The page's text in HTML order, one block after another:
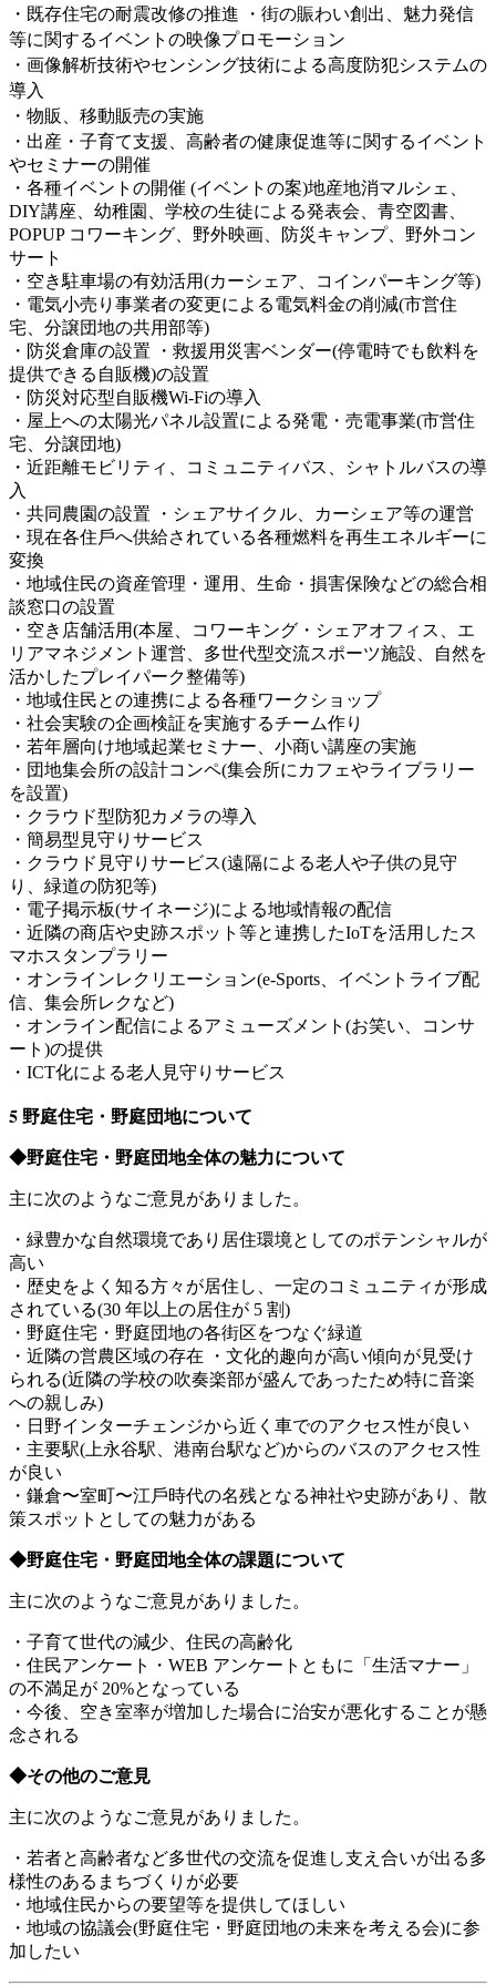
・既存住宅の耐震改修の推進 ・街の賑わい創出、魅力発信
等に関するイベントの映像プロモーション
・画像解析技術やセンシング技術による高度防犯システムの
導入
・物販、移動販売の実施
・ 出産・子育て支援、高齢者の健康促進等に関するイベント
やセミナーの開催
・各種イベントの開催 (イベントの案)地産地消マルシェ、
DIY講座、幼稚園、学校の生徒による発表会、⻘空図書、
POPUP コワーキング、野外映画、防災キャンプ、野外コン
サート
・空き駐車場の有効活用(カーシェア、コインパーキング等)
・電気小売り事業者の変更による電気料金の削減(市営住
宅、分譲団地の共用部等)
・防災倉庫の設置 ・救援用災害ベンダー(停電時でも飲料を
提供できる自販機)の設置
・防災対応型自販機Wi-Fiの導入
・屋上への太陽光パネル設置による発電・売電事業(市営住
宅、分譲団地)
・近距離モビリティ、コミュニティバス、シャトルバスの導
入
・共同農園の設置 ・シェアサイクル、カーシェア等の運営
・現在各住戶へ供給されている各種燃料を再生エネルギーに
変換
・地域住⺠の資産管理・運用、生命・損害保険などの総合相
談窓口の設置
・空き店舗活用(本屋、コワーキング・シェアオフィス、エ
リアマネジメント運営、多世代型交流スポーツ施設、自然を
活かしたプレイパーク整備等)
・地域住⺠との連携による各種ワークショップ
・社会実験の企画検証を実施するチーム作り
・若年層向け地域起業セミナー、小商い講座の実施
・団地集会所の設計コンペ(集会所にカフェやライブラリー
を設置)
・クラウド型防犯カメラの導入
・簡易型見守りサービス
・クラウド見守りサービス(遠隔による老人や子供の見守
り、緑道の防犯等)
・電子掲示板(サイネージ)による地域情報の配信
・近隣の商店や史跡スポット等と連携したIoTを活用したス
マホスタンプラリー
・オンラインレクリエーション(e-Sports、イベントライブ配
信、集会所レクなど)
・オンライン配信によるアミューズメント(お笑い、コンサ
ート)の提供
・ICT化による老人見守りサービス
5 野庭住宅・野庭団地について
◆野庭住宅・野庭団地全体の魅力について
主に次のようなご意見がありました。
・緑豊かな自然環境であり居住環境としてのポテンシャルが
高い
・歴史をよく知る方々が居住し、一定のコミュニティが形成
されている(30 年以上の居住が 5 割)
・野庭住宅・野庭団地の各街区をつなぐ緑道
・近隣の営農区域の存在 ・文化的趣向が高い傾向が見受け
られる(近隣の学校の吹奏楽部が盛んであったため特に音楽
への親しみ)
・日野インターチェンジから近く車でのアクセス性が良い
・主要駅(上永谷駅、港南台駅など)からのバスのアクセス性
が良い
・鎌倉〜室町〜江戶時代の名残となる神社や史跡があり、散
策スポットとしての魅力がある
◆野庭住宅・野庭団地全体の課題について
主に次のようなご意見がありました。
・子育て世代の減少、住⺠の高齢化
・住⺠アンケート・WEB アンケートともに「生活マナー」
の不満足が 20%となっている
・今後、空き室率が増加した場合に治安が悪化することが懸
念される
◆その他のご意見
主に次のようなご意見がありました。
・若者と高齢者など多世代の交流を促進し支え合いが出る多
様性のあるまちづくりが必要
・地域住⺠からの要望等を提供してほしい
・地域の協議会(野庭住宅・野庭団地の未来を考える会)に参
加したい